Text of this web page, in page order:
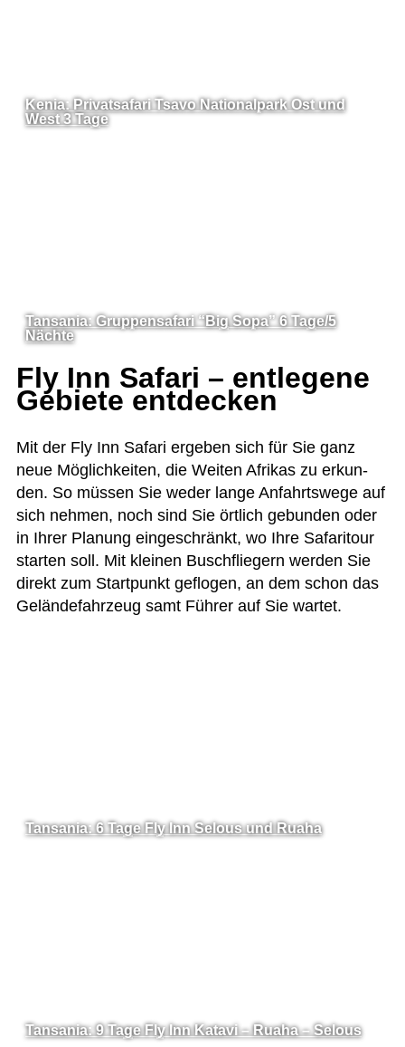
Kenia: Privatsafari Tsavo Nationalpark Ost und
West 3 Tage
Tansania: Gruppensafari “Big Sopa” 6 Tage/5
Nächte
Fly Inn Safari – entlegene
Gebiete entdecken
Mit der Fly Inn Safari erge­ben sich für Sie ganz
neue Mög­lich­kei­ten, die Wei­ten Afri­kas zu erkun­
den. So müs­sen Sie weder lange Anfahrts­wege auf
sich neh­men, noch sind Sie ört­lich gebun­den oder
in Ihrer Pla­nung ein­ge­schränkt, wo Ihre Safa­ri­tour
star­ten soll. Mit klei­nen Busch­flie­gern wer­den Sie
direkt zum Start­punkt geflo­gen, an dem schon das
Gelän­de­fahr­zeug samt Füh­rer auf Sie wartet.
Tansania: 6 Tage Fly Inn Selous und Ruaha
Tansania: 9 Tage Fly Inn Katavi – Ruaha – Selous